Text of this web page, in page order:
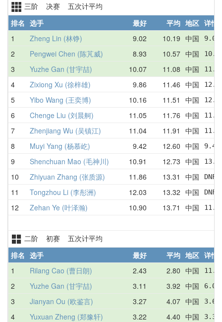
三阶 决赛 五次计平均
排名 选手 最好 平均 地区 详情
1
Zheng Lin (林铮) 9.02 10.19 中国
2 Pengwei Chen (陈芃威) 8.93 10.57 中国
3 Yuzhe Gan (甘宇喆) 10.07 11.08 中国
4 Zixiong Xu (徐梓雄) 9.86 11.46 中国
5 Yibo Wang (王奕博) 10.16 11.51 中国
6 Chenge Liu (刘晨舸) 11.05 11.76 中国
7 Zhenjiang Wu (吴镇江) 11.04 11.91 中国
8 Muyi Yang (杨慕屹) 9.42 12.60 中国
9 Shenchuan Mao (毛神川) 10.91 12.73 中国
10 Zhiyuan Zhang (张质源) 11.86 13.31 中国
11 Tongzhou Li (李彤洲) 12.03 13.32 中国
12 Zehan Ye (叶泽瀚) 10.90 13.71 中国
二阶 初赛 五次计平均
排名 选手 最好 平均 地区 详情
1
Rilang Cao (曹日朗) 2.43 2.80 中国
2 Yuzhe Gan (甘宇喆) 3.11 3.92 中国
3 Jianyan Ou (欧鉴言) 3.27 4.07 中国
4 Yuxuan Zheng (郑豫轩) 3.22 4.40 中国